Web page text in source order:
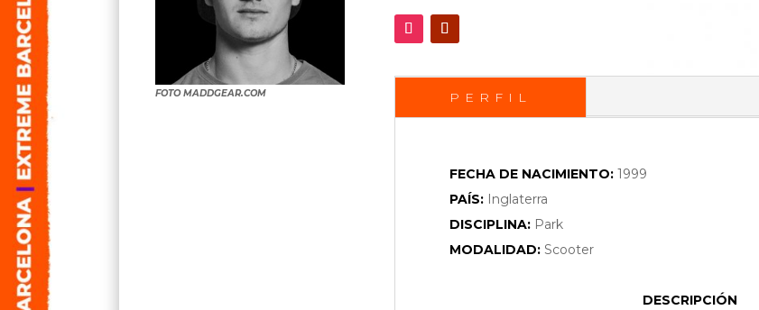
FOTO MADDGEAR.COM PERFIL
FECHA DE NACIMIENTO:1999
PAÍS: Inglaterra
DISCIPLINA: Park
MODALIDAD:Scooter
DESCRIPCIÓN